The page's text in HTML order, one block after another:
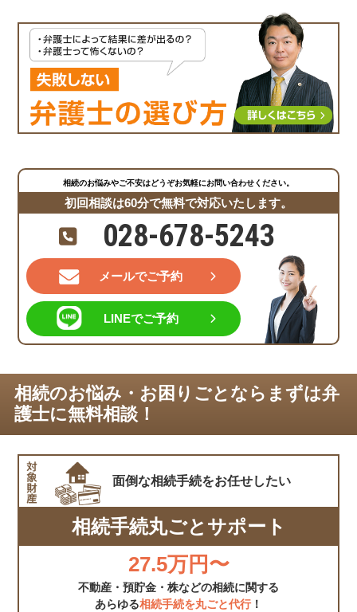
相続のお悩みやご不安はどうぞお気軽にお問い合わせください。
初回相談は60分で無料で対応いたします。
028-678-5243
メールでご予約
LINEでご予約
相続のお悩み・お困りごとならまずは弁
護士に無料相談！
面倒な相続手続をお任せしたい
相続手続丸ごとサポート
27.5万円〜
不動産・預貯金・株などの相続に関する
あらゆる相続手続を丸ごと代行！